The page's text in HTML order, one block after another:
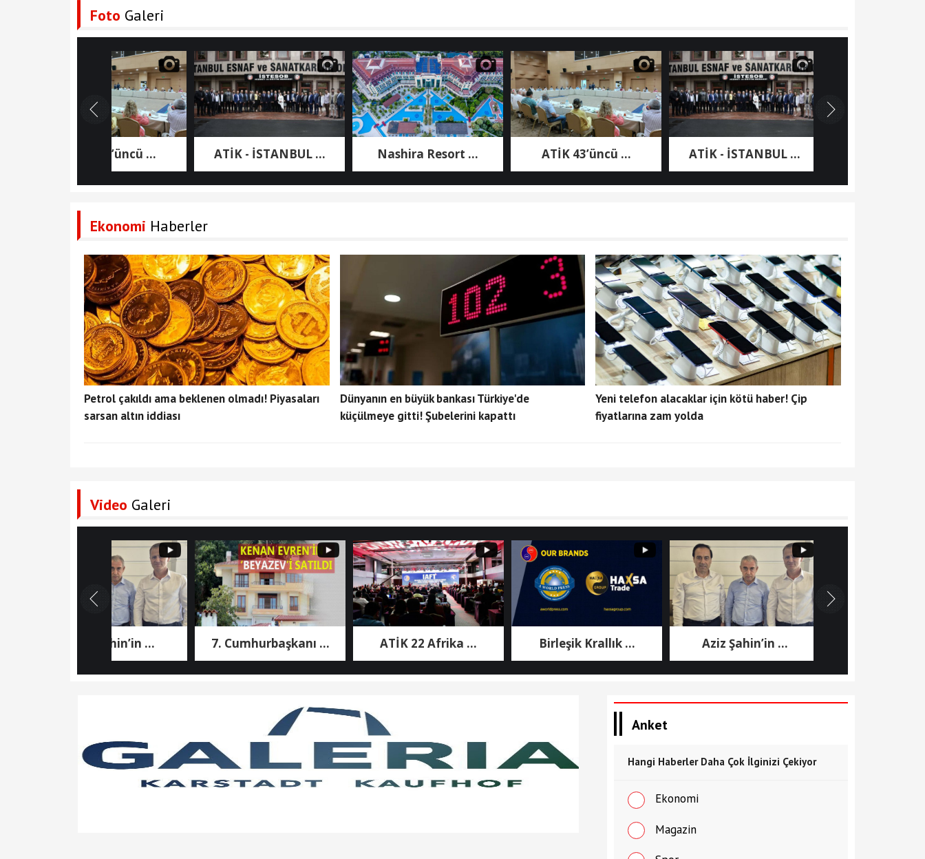
Foto Galeri
ATİK 43’üncü ... ATİK - İSTANBUL ... Nashira Resort ... ATİK 43’üncü ... ATİK - İSTANBUL ...
Ekonomi Haberler
Petrol çakıldı ama beklenen olmadı! Piyasaları
sarsan altın iddiası
Dünyanın en büyük bankası Türkiye'de
küçülmeye gitti! Şubelerini kapattı
Yeni telefon alacaklar için kötü haber! Çip
fiyatlarına zam yolda
Video Galeri
Aziz Şahin’in ... 7. Cumhurbaşkanı ... ATİK 22 Afrika ... Birleşik Krallık ... Aziz Şahin’in ...
Anket
Hangi Haberler Daha Çok İlginizi Çekiyor
Ekonomi
Magazin